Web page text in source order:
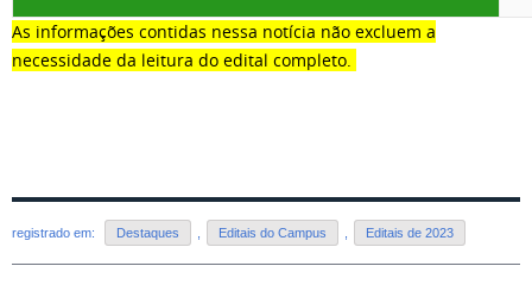
As informações contidas nessa notícia não excluem a
necessidade da leitura do edital completo.
registrado em: Destaques Editais do Campus Editais de 2023